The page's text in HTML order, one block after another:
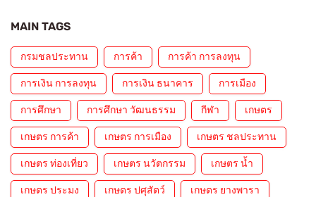
MAIN TAGS
กรมชลประทาน การค้า การค้า การลงทุน
การเงิน การลงทุน การเงิน ธนาคาร การเมือง
การศึกษา การศึกษา วัฒนธรรม กีฬา เกษตร
เกษตร การค้า เกษตร การเมือง เกษตร ชลประทาน
เกษตร ท่องเที่ยว เกษตร นวัตกรรม เกษตร น้ำ
เกษตร ประมง เกษตร ปศุสัตว์ เกษตร ยางพารา